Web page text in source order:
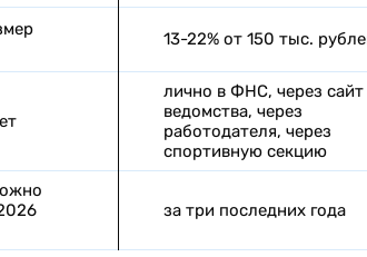
13-22% от 150 тыс.
лично в ФНС, через сайт
ведомства, через
работодателя, через
спортивную секцию
за три последних года